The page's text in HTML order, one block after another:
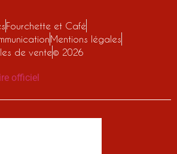
Fourchette et Café
Mentions légales
de vente© 2026